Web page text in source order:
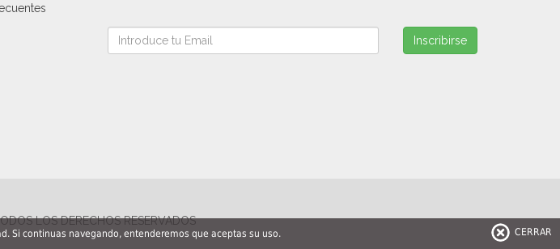
Si continuas navegando, entenderemos que aceptas su uso.
CERRAR
Inscribirse
LOS DERECHOS RESERVADOS